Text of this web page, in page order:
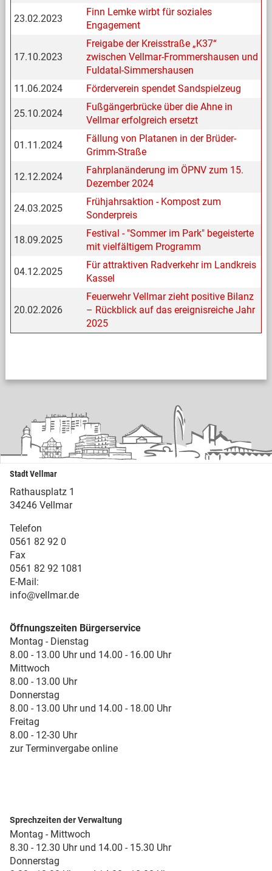
23.02.2023
Finn Lemke wirbt für soziales
Engagement
17.10.2023
Freigabe der Kreisstraße „K37“
zwischen Vellmar-Frommershausen und
Fuldatal-Simmershausen
11.06.2024
Förderverein spendet Sandspielzeug
25.10.2024
Fußgängerbrücke über die Ahne in
Vellmar erfolgreich ersetzt
01.11.2024
Fällung von Platanen in der Brüder-
Grimm-Straße
12.12.2024
Fahrplanänderung im ÖPNV zum 15.
Dezember 2024
24.03.2025
Frühjahrsaktion - Kompost zum
Sonderpreis
18.09.2025
Festival - "Sommer im Park" begeisterte
mit vielfältigem Programm
04.12.2025
Für attraktiven Radverkehr im Landkreis
Kassel
20.02.2026
Feuerwehr Vellmar zieht positive Bilanz
– Rückblick auf das ereignisreiche Jahr
2025
Stadt Vellmar
Rathausplatz 1
34246 Vellmar
Telefon
0561 82 92 0
Fax
0561 82 92 1081
E-Mail:
info@vellmar.de
Öffnungszeiten Bürgerservice
Montag - Dienstag
8.00 - 13.00 Uhr und 14.00 - 16.00 Uhr
Mittwoch
8.00 - 13.00 Uhr
Donnerstag
8.00 - 13.00 Uhr und 14.00 - 18.00 Uhr
Freitag
8.00 - 12-30 Uhr
zur Terminvergabe online
Sprechzeiten der Verwaltung
Montag - Mittwoch
8.30 - 12.30 Uhr und 14.00 - 15.30 Uhr
Donnerstag